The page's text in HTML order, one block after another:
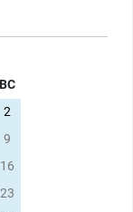
ВС
2
9
16
23